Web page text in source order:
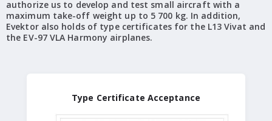
authorize us to develop and test small aircraft with a
maximum take-off weight up to 5 700 kg. In addition,
Evektor also holds of type certificates for the L13 Vivat and
the EV-97 VLA Harmony airplanes.
Type Certificate Acceptance